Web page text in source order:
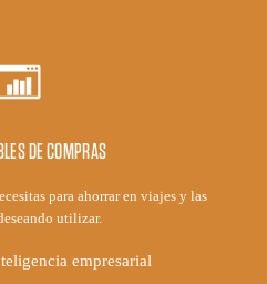
DE COMPRAS
para ahorrar en viajes y las
utilizar.
empresarial